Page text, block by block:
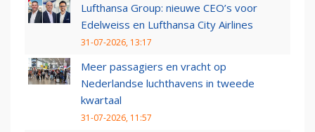
Lufthansa Group: nieuwe CEO’s voor
Edelweiss en Lufthansa City Airlines
31-07-2026, 13:17
Meer passagiers en vracht op
Nederlandse luchthavens in tweede
kwartaal
31-07-2026, 11:57